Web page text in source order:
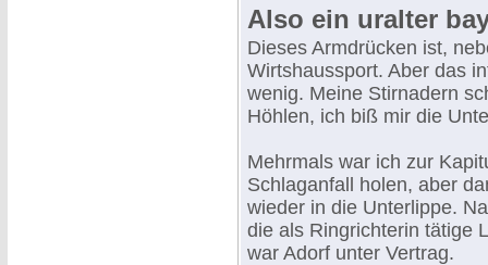
Also ein uralter
Dieses Armdrücken ist,
Wirtshaussport. Aber das
wenig. Meine Stirnadern
Höhlen, ich biß mir die
Mehrmals war ich zur
Schlaganfall holen, aber
wieder in die Unterlippe.
die als Ringrichterin tätige
war Adorf unter Vertrag.